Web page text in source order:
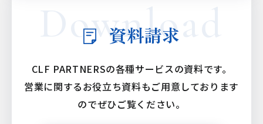
資料請求
CLF PARTNERSの各種サービスの資料です。
営業に関するお役立ち資料もご用意しております
のでぜひご覧ください。